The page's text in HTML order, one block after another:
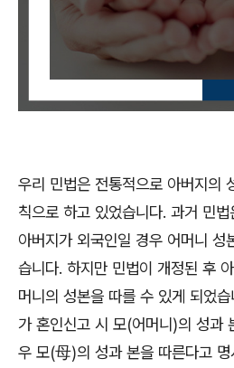
우리 민법은 전통적으로 아버지의
칙으로 하고 있었습니다. 과거 민
아버지가 외국인일 경우 어머니 성
습니다. 하지만 민법이 개정된 후
머니의 성본을 따를 수 있게 되었습
가 혼인신고 시 모(어머니 )의 성과
우 모(母)의 성과 본을 따른다고